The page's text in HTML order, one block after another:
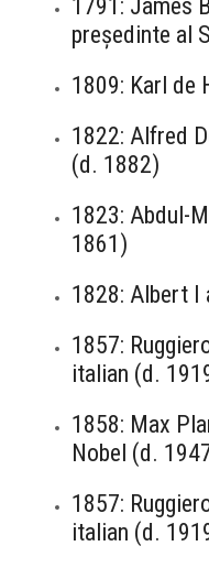
1791: James
președinte al
1809: Karl de
1822: Alfred
(d. 1882)
1823: Abdul-
1861)
1828: Albert I
1857:
italian (d.
1858: Max
Nobel (d.
1857:
italian (d.